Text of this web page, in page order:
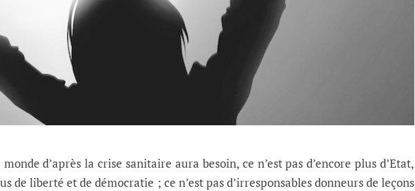
d’après la crise sanitaire aura besoin, ce n’est pas d’encore plus d’Etat,
de liberté et de démocratie ; ce n’est pas d’irresponsables donneurs de leçons